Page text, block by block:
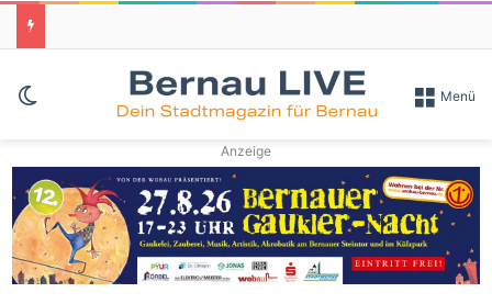
Skin umschalten Menü
Anzeige